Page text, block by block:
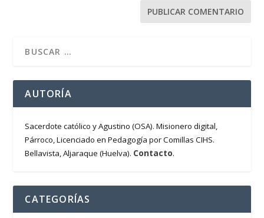
AUTORÍA
Sacerdote católico y Agustino (OSA). Misionero digital,
Párroco, Licenciado en Pedagogía por Comillas CIHS.
Bellavista, Aljaraque (Huelva). Contacto.
CATEGORÍAS